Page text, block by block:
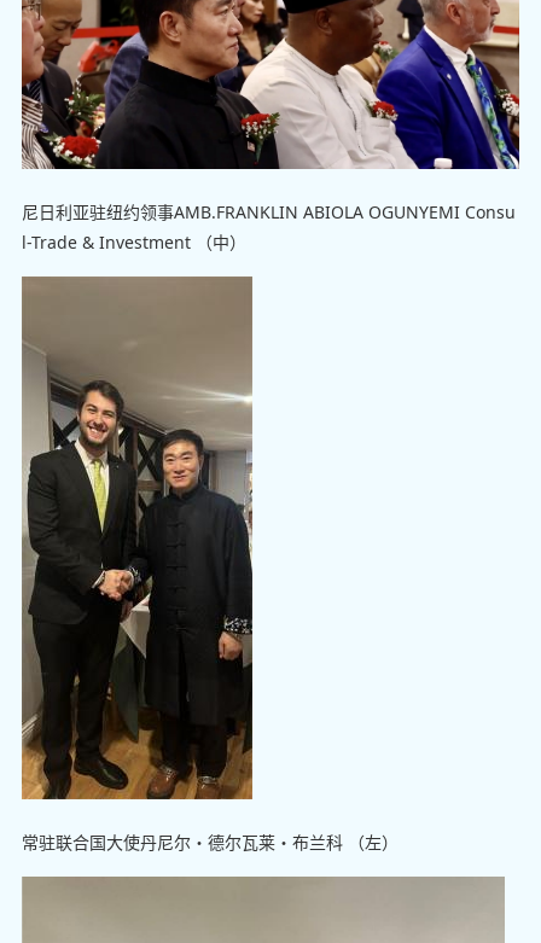
尼日利亚驻纽约领事AMB.FRANKLIN ABIOLA OGUNYEMI Consu
l-Trade & Investment （中）
常驻联合国大使丹尼尔・德尔瓦莱・布兰科 （左）